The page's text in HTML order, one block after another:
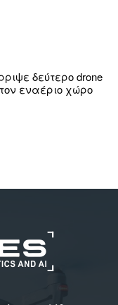
δεύτερο drone
εναέριο χώρο